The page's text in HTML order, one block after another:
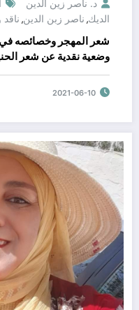
د. ناصر زين الدين
الديك, ناصر زبن الدين,
شعر المهجر وخصائصه في
وضعية نقدية عن شعر
(آدون الشاعر المغترب)
اللبناني المغترب في
2021-06-10